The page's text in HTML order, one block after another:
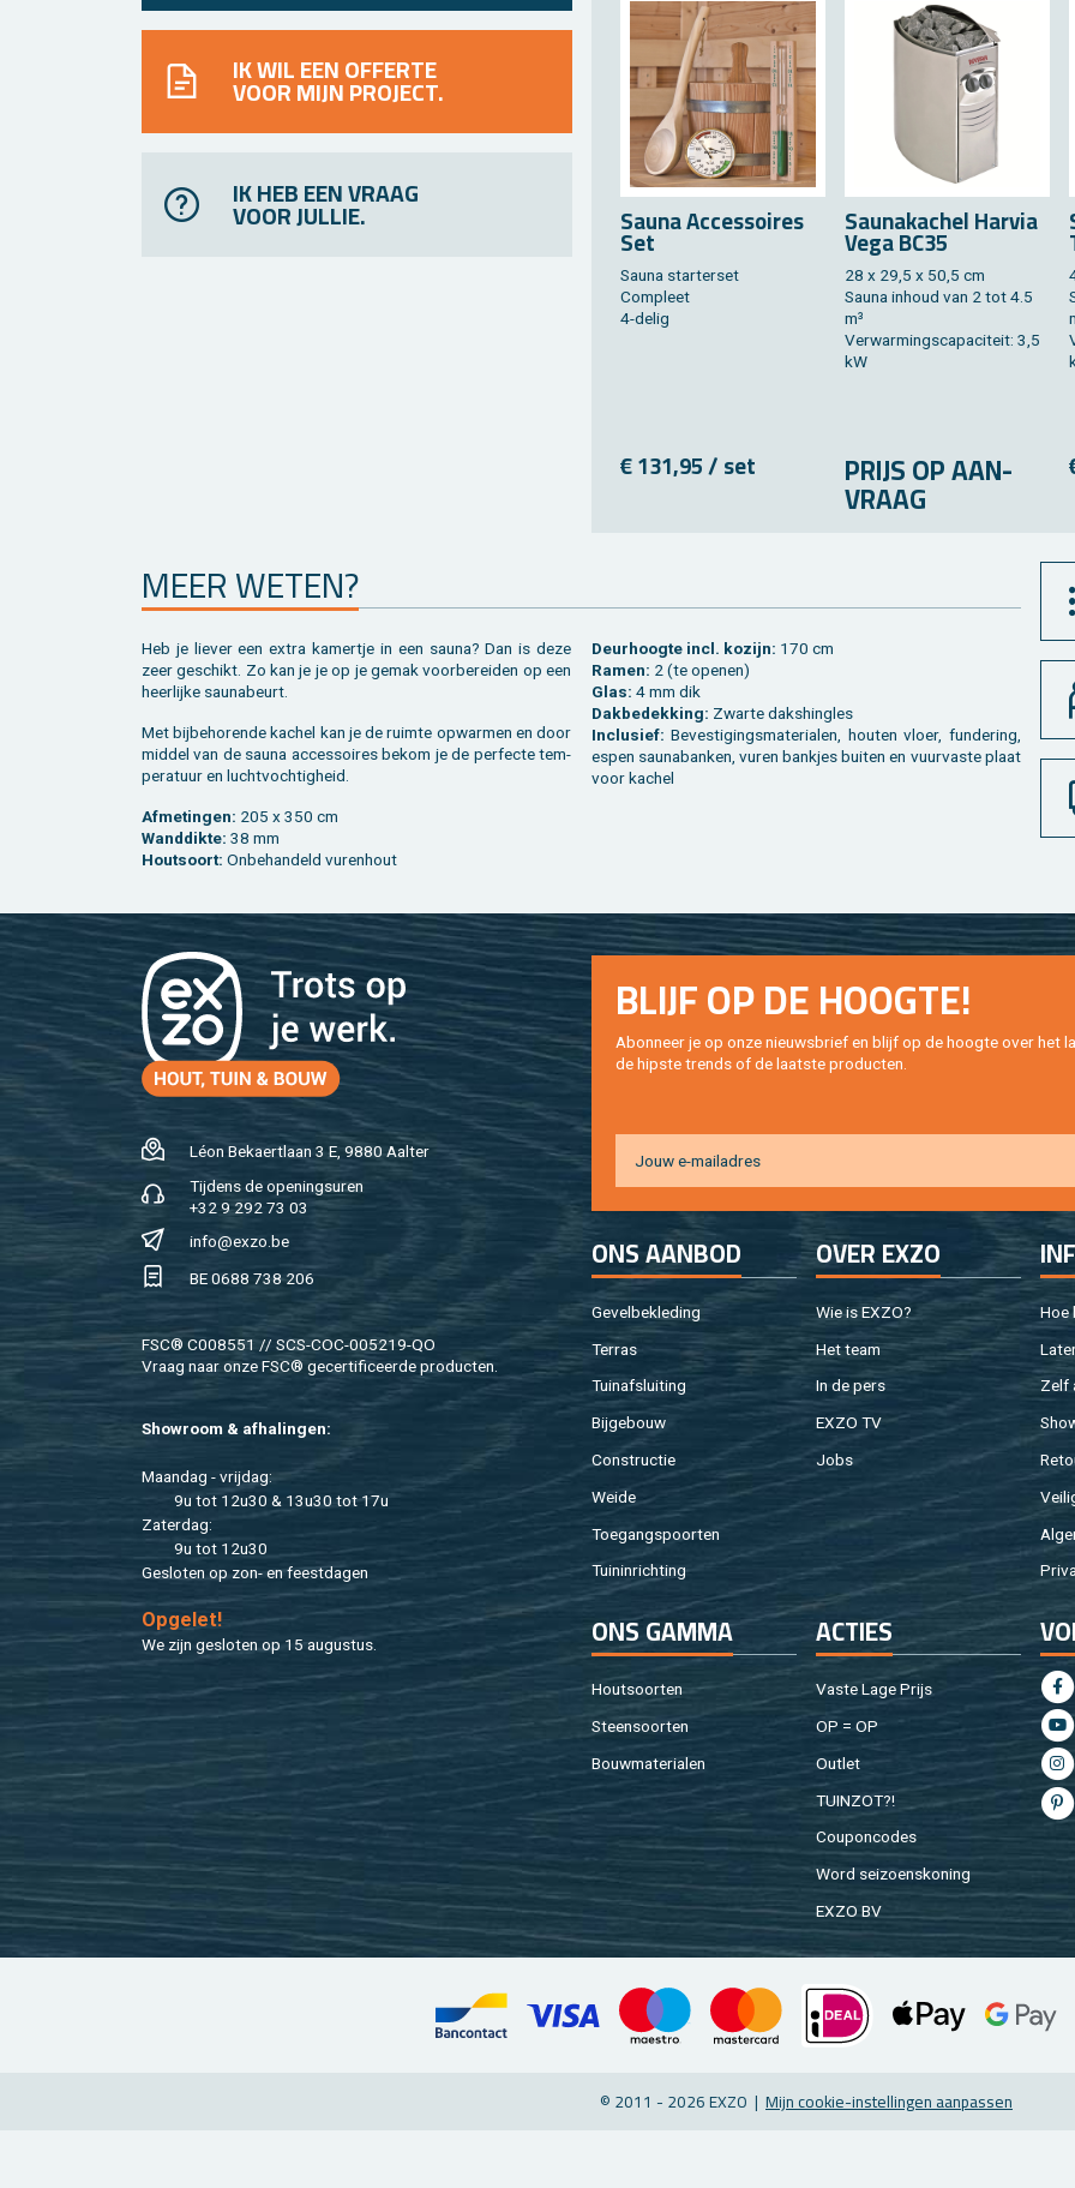
IK WIL EEN OFFERTE
VOOR MIJN PROJECT.
IK HEB EEN VRAAG
VOOR JULLIE. Sauna Ac­ces­soi­res
Set
Sauna star­ter­set
Com­pleet
4-delig
€ 131,95 / set
Sau­nakachel Har­via
Vega BC35
28 x 29,5 x 50,5 cm
Sauna in­houd van 2 tot 4.5
m³
Ver­war­mings­ca­pa­ci­teit: 3,5
kW
PRIJS OP AAN­
VRAAG
MEER WETEN?
Heb je lie­ver een extra ka­mer­tje in een sauna? Dan is deze
zeer ge­schikt. Zo kan je je op je gemak voor­be­rei­den op een
heer­lij­ke sau­na­beurt.
Met bij­be­ho­ren­de ka­chel kan je de ruim­te op­war­men en door
mid­del van de sauna ac­ces­soi­res bekom je de per­fec­te tem­
pe­ra­tuur en lucht­voch­tig­heid.
Af­me­tin­gen: 205 x 350 cm
Wand­dik­te: 38 mm
Hout­soort: On­be­han­deld vu­ren­hout
Deur­hoog­te incl. ko­zijn: 170 cm
Ramen: 2 (te ope­nen)
Glas: 4 mm dik
Dak­be­dek­king: Zwar­te daks­hingles
In­clu­sief: Be­ves­ti­gings­ma­te­ri­a­len, hou­ten vloer, fun­de­ring,
espen sau­na­ban­ken, vuren bank­jes bui­ten en vuur­vas­te plaat
voor ka­chel
Léon Be­kaert­laan 3 E, 9880 Aal­ter
Tij­dens de ope­nings­uren
+32 9 292 73 03
info@​exzo.​be
BE 0688 738 206
FSC® C008551 // SCS-COC-005219-QO
Vraag naar onze FSC® ge­cer­ti­fi­ceer­de pro­duc­ten.
Show­room & af­ha­lin­gen:
Maan­dag - vrij­dag:
9u tot 12u30 & 13u30 tot 17u
Za­ter­dag:
9u tot 12u30
Ge­slo­ten op zon- en feest­da­gen
Op­ge­let!
We zijn ge­slo­ten op 15 au­gus­tus.
BLIJF OP DE HOOG­TE!
Abon­neer je op onze nieuws­brief en blijf op de hoog­te over het
de hip­s­te trends of de laat­ste pro­duc­ten.
ONS AAN­BOD
Ge­vel­be­kle­ding
Ter­ras
Tuin­af­slui­ting
Bij­ge­bouw
Con­struc­tie
Weide
Toe­gangs­poor­ten
Tuin­in­rich­ting
OVER EXZO
Wie is EXZO?
Het team
In de pers
EXZO TV
Jobs
Hoe
Zelf
ONS GAMMA
Hout­soor­ten
Steen­soor­ten
Bouw­ma­te­ri­a­len
AC­TIES
Vaste Lage Prijs
OP = OP
Out­let
TUIN­ZOT?!
Cou­pon­co­des
Word sei­zoens­ko­ning
EXZO BV
© 2011 - 2026 EXZO | Mijn coo­kie-in­stel­lin­gen aan­pas­sen